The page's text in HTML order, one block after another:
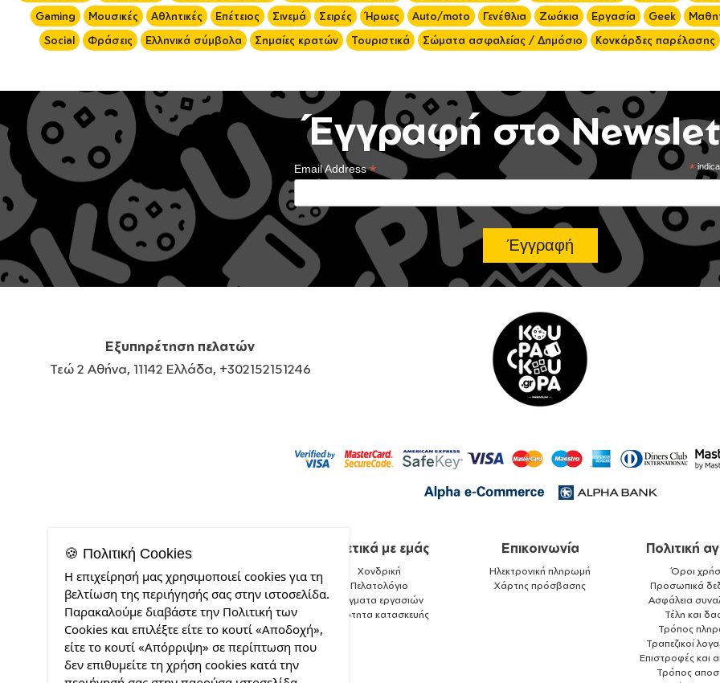
Gaming
Μουσικές Αθλητικές Επέτειος Σινεμά Σειρές Ήρωες Auto/moto Γενέθλια Ζωάκια Εργασία Geek
Social
Φράσεις Ελληνικά σύμβολα Σημαίες κρατών Τουριστικά Σώματα ασφαλείας / Δημόσιο Κονκάρδες παρέλασης
Έγγραφή στο
*
Email Address*
Εξυπηρέτηση πελατών
Τεώ 2 Αθήνα, 11142 Ελλάδα, +302152151246
Σχετικά με εμάς
Χονδρική
Πελατολόγιο
Δείγματα εργασιών
Ποιότητα κατασκευής
Επικοινωνία
Ηλεκτρονική πληρωμή
Χάρτης πρόσβασης
Πολιτική
Όροι
Προσωπικά
Ασφάλεια
Τέλη και
Τρόπος
Τραπεζικοί
Επιστροφές και
Τρόπος
🍪 Πολιτική Cookies
Η επιχείρησή μας χρησιμοποιεί cookies για τη
βελτίωση της περιήγησής σας στην ιστοσελίδα.
Παρακαλούμε διαβάστε την Πολιτική των
Cookies και επιλέξτε είτε το κουτί «Αποδοχή»,
είτε το κουτί «Απόρριψη» σε περίπτωση που
δεν επιθυμείτε τη χρήση cookies κατά την